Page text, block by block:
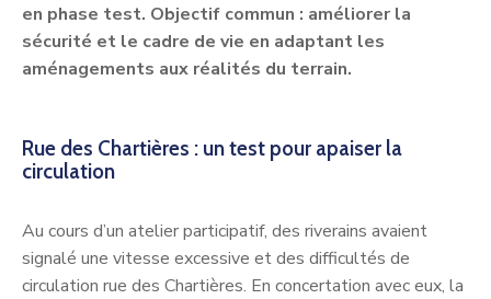
en phase test. Objectif commun : améliorer la
sécurité et le cadre de vie en adaptant les
aménagements aux réalités du terrain.
Rue des Chartières : un test pour apaiser la
circulation
Au cours d’un atelier participatif, des riverains avaient
signalé une vitesse excessive et des difficultés de
circulation rue des Chartières. En concertation avec eux, la